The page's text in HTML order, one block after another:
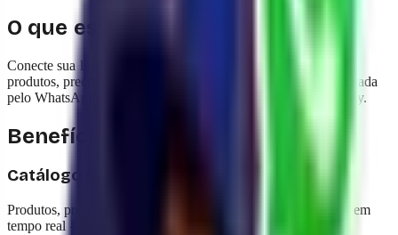
O que essa integração faz
Conecte sua loja Shopify para que o Agente IA conheça seus
produtos, preços e estoque na hora. Quando uma venda é fechada
pelo WhatsApp, o pedido é criado automaticamente na Shopify.
Benefícios
Catálogo sempre em dia
Produtos, preços e estoque da sua loja Shopify sincronizados em
tempo real — o agente sempre oferece informação correta.